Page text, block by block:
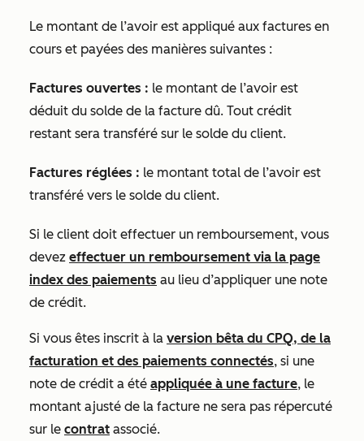
Le montant de l’avoir est appliqué aux factures en
cours et payées des manières suivantes :
Factures ouvertes : le montant de l’avoir est
déduit du solde de la facture dû. Tout crédit
restant sera transféré sur le solde du client.
Factures réglées : le montant total de l’avoir est
transféré vers le solde du client.
Si le client doit effectuer un remboursement, vous
devez effectuer un remboursement via la page
index des paiements au lieu d’appliquer une note
de crédit.
Si vous êtes inscrit à la version bêta du CPQ, de la
facturation et des paiements connectés, si une
note de crédit a été appliquée à une facture, le
montant ajusté de la facture ne sera pas répercuté
sur le contrat associé.